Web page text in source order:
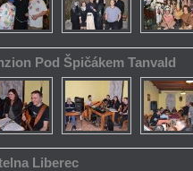
Pod Špičákem Tanvald
Liberec